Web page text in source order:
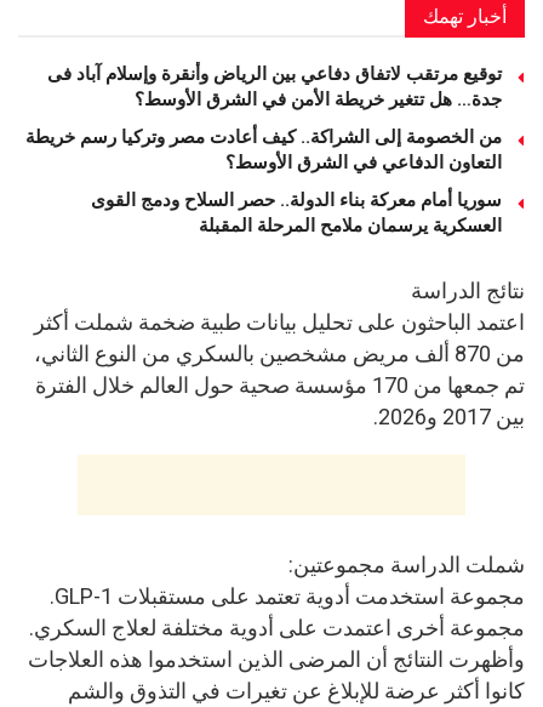
أخبار تهمك
توقيع مرتقب لاتفاق دفاعي بين الرياض وأنقرة وإسلام آباد فى
جدة… هل تتغير خريطة الأمن في الشرق الأوسط؟
من الخصومة إلى الشراكة.. كيف أعادت مصر وتركيا رسم خريطة
التعاون الدفاعي في الشرق الأوسط؟
سوريا أمام معركة بناء الدولة.. حصر السلاح ودمج القوى
العسكرية يرسمان ملامح المرحلة المقبلة
نتائج الدراسة
اعتمد الباحثون على تحليل بيانات طبية ضخمة شملت أكثر
من 870 ألف مريض مشخصين بالسكري من النوع الثاني،
تم جمعها من 170 مؤسسة صحية حول العالم خلال الفترة
بين 2017 و2026.
شملت الدراسة مجموعتين:
مجموعة استخدمت أدوية تعتمد على مستقبلات GLP-1.
مجموعة أخرى اعتمدت على أدوية مختلفة لعلاج السكري.
وأظهرت النتائج أن المرضى الذين استخدموا هذه العلاجات
كانوا أكثر عرضة للإبلاغ عن تغيرات في التذوق والشم